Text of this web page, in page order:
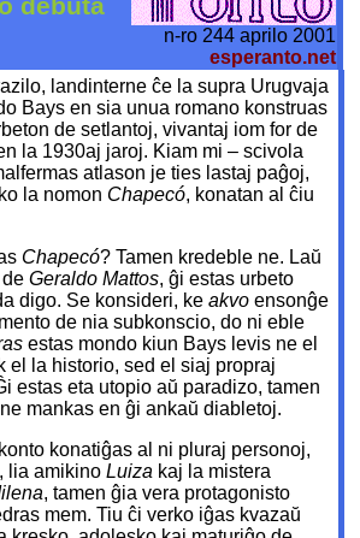
debuta
n-ro 244 aprilo 2001
esperanto.net
landinterne ĉe la supra Urugvaja
Bays en sia unua romano konstruas
de setlantoj, vivantaj iom for de
la 1930aj jaroj. Kiam mi – scivola
atlason je ties lastaj paĝoj,
la nomon Chapecó, konatan al ĉiu
Chapecó? Tamen kredeble ne. Laŭ
deGeraldo Mattos, ĝi estas urbeto
digo. Se konsideri, keakvo ensonĝe
de nia subkonscio, do ni eble
estas mondo kiun Bays levis ne el
el la historio, sed el siaj propraj
estas eta utopio aŭ paradizo, tamen
mankas en ĝi ankaŭ diabletoj.
konatiĝas al ni pluraj personoj,
, lia amikinoLuiza kaj la mistera
, tamen ĝia vera protagonisto
mem. Tiu ĉi verko iĝas kvazaŭ